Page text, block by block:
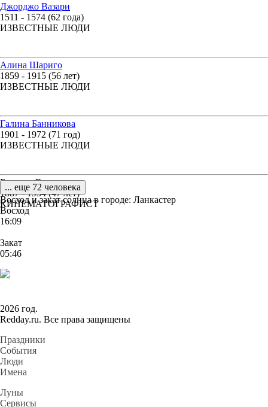
Джорджо Вазари
1511 - 1574 (62 года)
ИЗВЕСТНЫЕ ЛЮДИ
Алина Шариго
1859 - 1915 (56 лет)
ИЗВЕСТНЫЕ ЛЮДИ
Галина Банникова
1901 - 1972 (71 год)
ИЗВЕСТНЫЕ ЛЮДИ
Биркетт Вива
1887 - 1934 (47 лет)
КИНЕМАТОГРАФИСТ
... еще 72 человека
Восход и закат солнца в городе: Ланкастер
Восход
16:09
Закат
05:46
2026 год.
Redday.ru. Все права защищены
Праздники
События
Люди
Имена
Луны
Сервисы